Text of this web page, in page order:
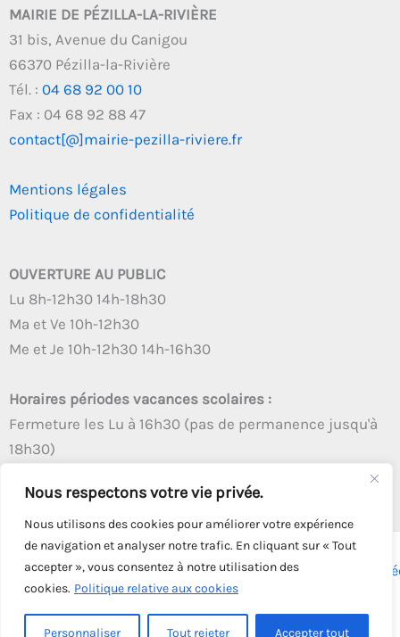
Nous respectons votre vie privée.
Nous utilisons des cookies pour améliorer votre expérience
de navigation et analyser notre trafic. En cliquant sur « Tout
accepter », vous consentez à notre utilisation des
cookies. Politique relative aux cookies
Personnaliser Tout rejeter Accepter tout
MAIRIE DE PÉZILLA-LA-RIVIÈRE
31 bis, Avenue du Canigou
66370 Pézilla-la-Rivière
Tél. : 04 68 92 00 10
Fax : 04 68 92 88 47
contact[@]mairie-pezilla-riviere.fr
Mentions légales
Politique de confidentialité
OUVERTURE AU PUBLIC
Lu 8h-12h30 14h-18h30
Ma et Ve 10h-12h30
Me et Je 10h-12h30 14h-16h30
Horaires périodes vacances scolaires :
Fermeture les Lu à 16h30 (pas de permanence jusqu'à
18h30)
Copyright © 2026 - Tous droits réservés - | Webmaster
Solution